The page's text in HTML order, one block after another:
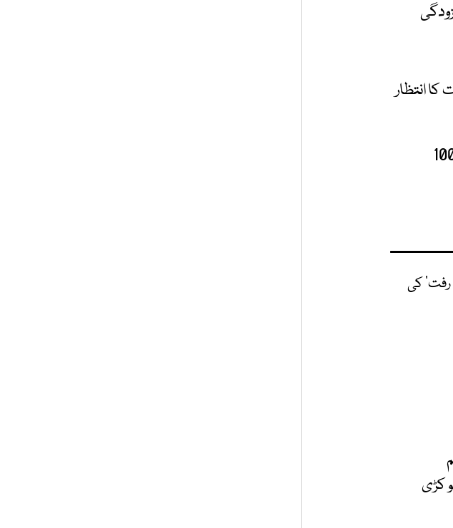
انتظار
اگر ہم یورینیم افزود نہیں کرسکتے تو ہمارے پاس موجود 100
رفت' کی
کڑی